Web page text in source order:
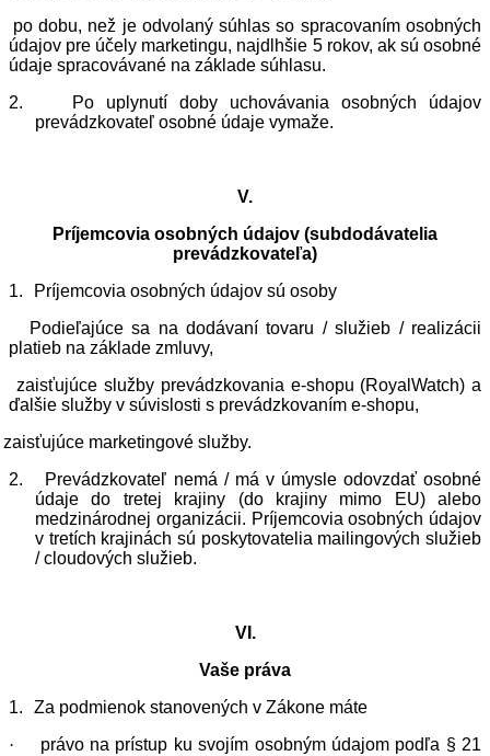
po dobu, než je odvolaný súhlas so spracovaním osobných
údajov pre účely marketingu, najdlhšie 5 rokov, ak sú osobné
údaje spracovávané na základe súhlasu.
2.
Po uplynutí doby uchovávania osobných údajov
prevádzkovateľ osobné údaje vymaže.
V.
Príjemcovia osobných údajov (subdodávatelia
prevádzkovateľa)
1.
Príjemcovia osobných údajov sú osoby
Podieľajúce sa na dodávaní tovaru / služieb / realizácii
platieb na základe zmluvy,
zaisťujúce služby prevádzkovania e-shopu (RoyalWatch) a
ďalšie služby v súvislosti s prevádzkovaním e-shopu,
zaisťujúce marketingové služby.
2.
Prevádzkovateľ nemá / má v úmysle odovzdať osobné
údaje do tretej krajiny (do krajiny mimo EU) alebo
medzinárodnej organizácii. Príjemcovia osobných údajov
v tretích krajinách sú poskytovatelia mailingových služieb
/ cloudových služieb.
VI.
Vaše práva
1.
Za podmienok stanovených v Zákone máte
·
právo na prístup ku svojím osobným údajom podľa § 21